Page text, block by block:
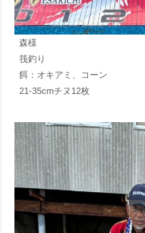
森様
筏釣り
餌：オキアミ、コーン
21-35cmチヌ12枚